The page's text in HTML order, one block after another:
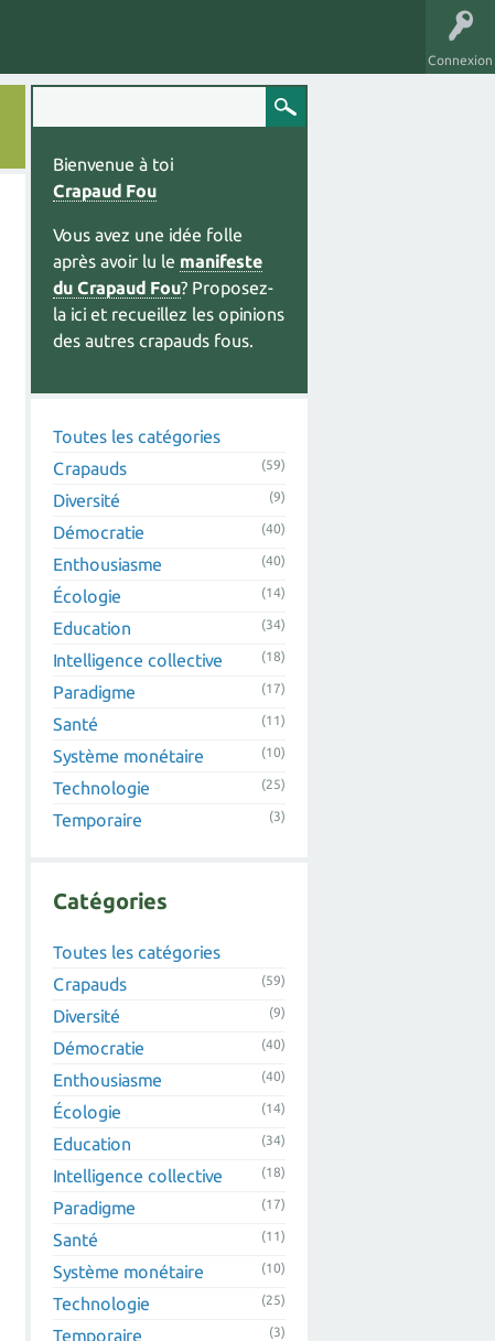
Connexion
Bienvenue à toi
Crapaud Fou
Vous avez une idée folle
après avoir lu le manifeste
du Crapaud Fou? Proposez-
la ici et recueillez les opinions
des autres crapauds fous.
Toutes les catégories
Crapauds
(59)
Diversité (9)
Démocratie (40)
Enthousiasme (40)
Écologie (14)
Education (34)
Intelligence collective (18)
Paradigme (17)
Santé (11)
Système monétaire (10)
Technologie (25)
Temporaire (3)
Catégories
Toutes les catégories
Crapauds
(59)
Diversité (9)
Démocratie (40)
Enthousiasme (40)
Écologie (14)
Education (34)
Intelligence collective (18)
Paradigme (17)
Santé (11)
Système monétaire (10)
Technologie (25)
Temporaire (3)